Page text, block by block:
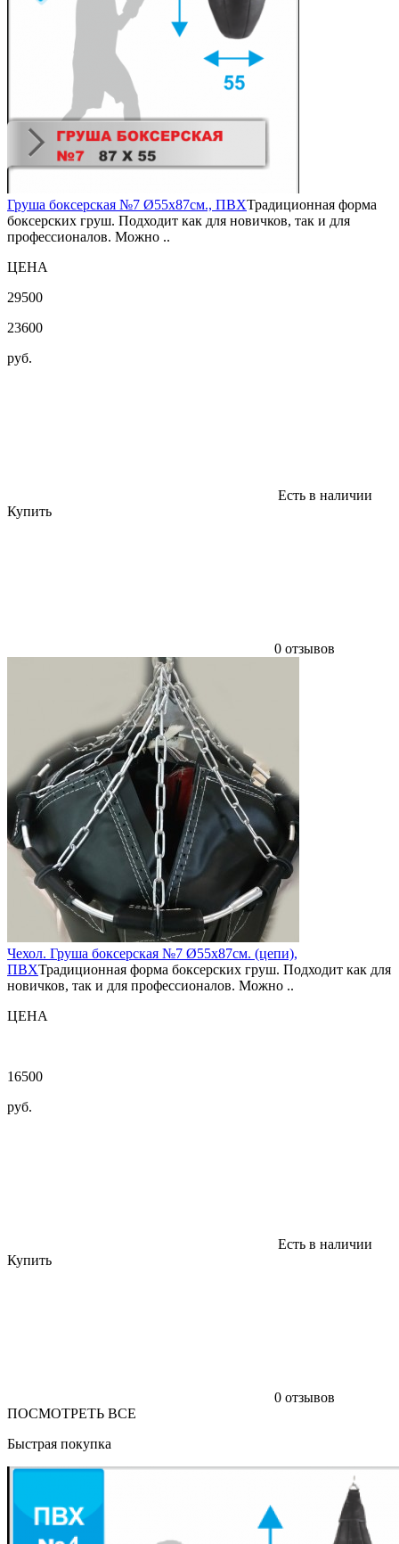
Груша боксерская №7 Ø55х87см., ПВХТрадиционная форма
боксерских груш. Подходит как для новичков, так и для
профессионалов. Можно ..
ЦЕНА
29500
23600
руб.
Есть в наличии
Купить
0 отзывов
Чехол. Груша боксерская №7 Ø55х87см. (цепи),
ПВХТрадиционная форма боксерских груш. Подходит как для
новичков, так и для профессионалов. Можно ..
ЦЕНА
16500
руб.
Есть в наличии
Купить
0 отзывов
ПОСМОТРЕТЬ ВСЕ
Быстрая покупка